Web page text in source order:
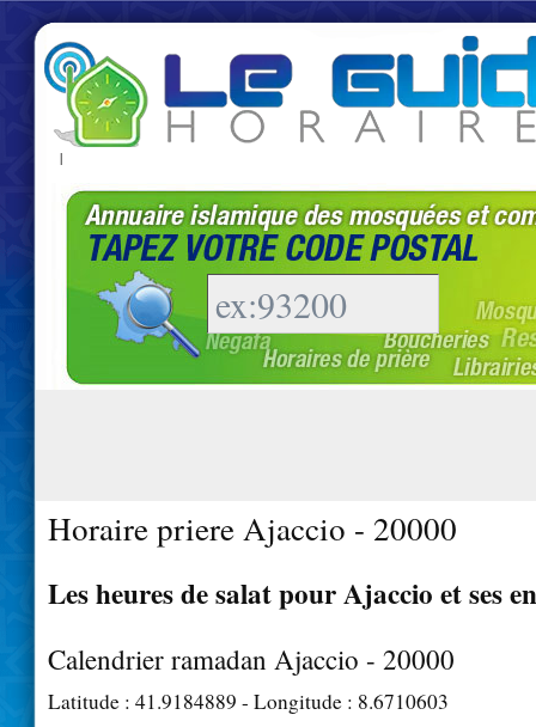
|
Horaire priere Ajaccio - 20000
Les heures de salat pour Ajaccio et ses
Calendrier ramadan Ajaccio - 20000
Latitude : 41.9184889 - Longitude : 8.6710603